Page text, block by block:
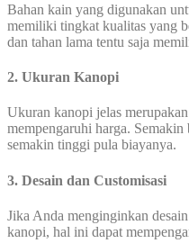
Bahan kain yang digunakan
memiliki tingkat kualitas yang
dan tahan lama tentu saja
2. Ukuran Kanopi
Ukuran kanopi jelas
mempengaruhi harga.
semakin tinggi pula biayanya.
3. Desain dan Customisasi
Jika Anda menginginkan
kanopi, hal ini dapat